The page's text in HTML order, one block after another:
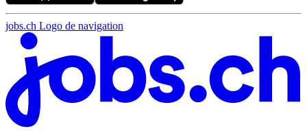
jobs.ch Logo de navigation